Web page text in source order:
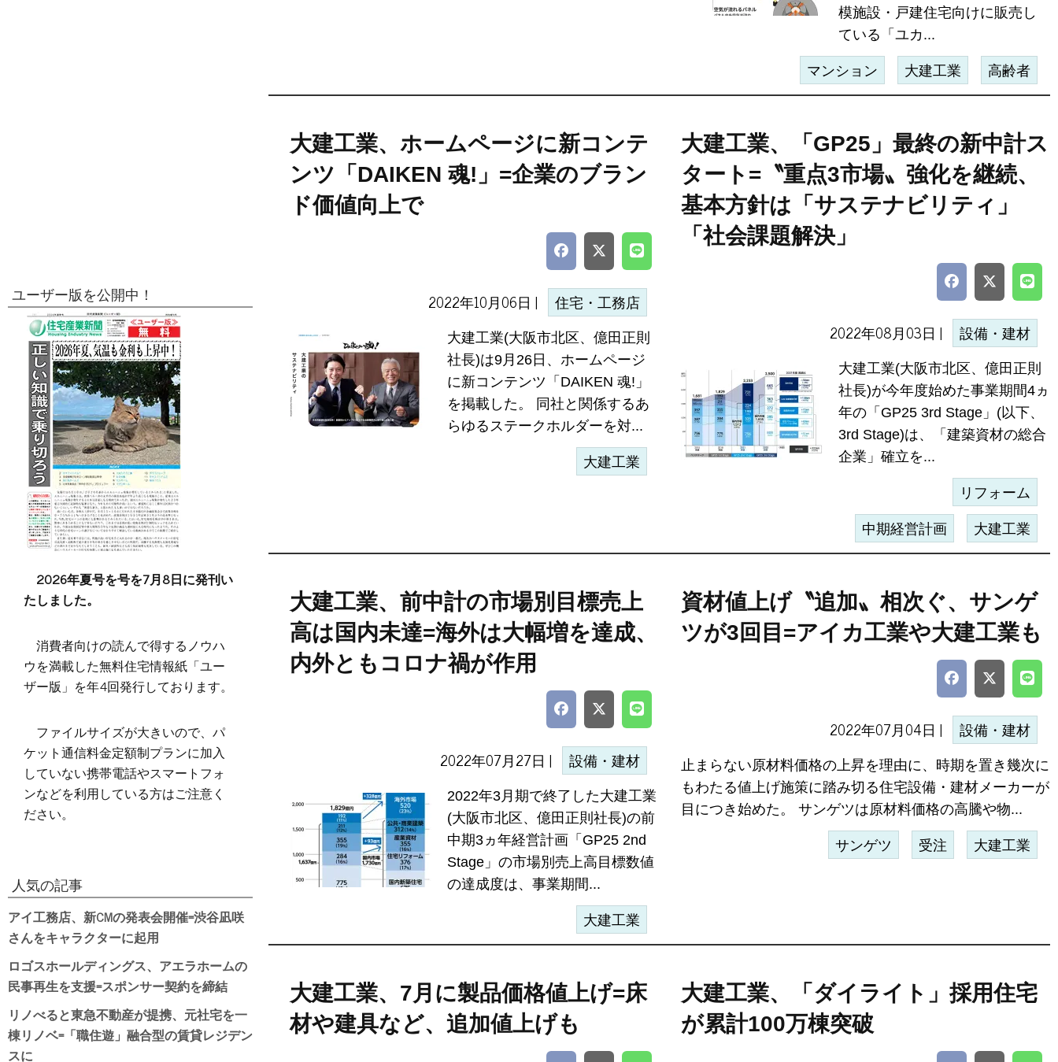
模施設・戸建住宅向けに販売し
ている「ユカ...
マンション 大建工業 高齢者
大建工業、ホームページに新コンテ
ンツ「DAIKEN 魂!」=企業のブラン
ド価値向上で
2022年10月06日 | 住宅・工務店
大建工業(大阪市北区、億田正則
社長)は9月26日、ホームページ
に新コンテンツ「DAIKEN 魂!」
を掲載した。 同社と関係するあ
らゆるステークホルダーを対...
大建工業
大建工業、「GP25」最終の新中計ス
タート=〝重点3市場〟強化を継続、
基本方針は「サステナビリティ」
「社会課題解決」
2022年08月03日 | 設備・建材
大建工業(大阪市北区、億田正則
社長)が今年度始めた事業期間4ヵ
年の「GP25 3rd Stage」(以下、
3rd Stage)は、「建築資材の総合
企業」確立を...
リフォーム
中期経営計画 大建工業
大建工業、前中計の市場別目標売上
高は国内未達=海外は大幅増を達成、
内外ともコロナ禍が作用
2022年07月27日 | 設備・建材
2022年3月期で終了した大建工業
(大阪市北区、億田正則社長)の前
中期3ヵ年経営計画「GP25 2nd
Stage」の市場別売上高目標数値
の達成度は、事業期間...
大建工業
資材値上げ〝追加〟相次ぐ、サンゲ
ツが3回目=アイカ工業や大建工業も
2022年07月04日 | 設備・建材
止まらない原材料価格の上昇を理由に、時期を置き幾次に
もわたる値上げ施策に踏み切る住宅設備・建材メーカーが
目につき始めた。 サンゲツは原材料価格の高騰や物...
サンゲツ 受注 大建工業
大建工業、7月に製品価格値上げ=床
材や建具など、追加値上げも
大建工業、「ダイライト」採用住宅
が累計100万棟突破
ユーザー版を公開中！
2026年夏号を号を7月8日に発刊い
たしました。
消費者向けの読んで得するノウハ
ウを満載した無料住宅情報紙「ユー
ザー版」を年4回発行しております。
ファイルサイズが大きいので、パ
ケット通信料金定額制プランに加入
していない携帯電話やスマートフォ
ンなどを利用している方はご注意く
ださい。
人気の記事
アイ工務店、新CMの発表会開催=渋谷凪咲
さんをキャラクターに起用
ロゴスホールディングス、アエラホームの
民事再生を支援=スポンサー契約を締結
リノべると東急不動産が提携、元社宅を一
棟リノベ=「職住遊」融合型の賃貸レジデン
スに